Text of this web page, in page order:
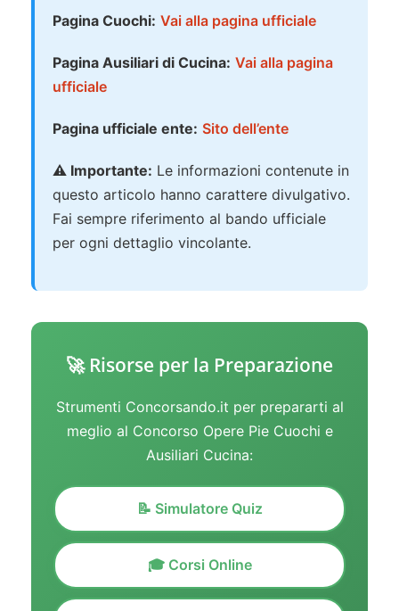
Pagina Cuochi: Vai alla pagina ufficiale
Pagina Ausiliari di Cucina: Vai alla pagina
ufficiale
Pagina ufficiale ente: Sito dell’ente
⚠️ Importante: Le informazioni contenute in
questo articolo hanno carattere divulgativo.
Fai sempre riferimento al bando ufficiale
per ogni dettaglio vincolante.
🚀 Risorse per la Preparazione
Strumenti Concorsando.it per prepararti al
meglio al Concorso Opere Pie Cuochi e
Ausiliari Cucina:
📝 Simulatore Quiz
🎓 Corsi Online